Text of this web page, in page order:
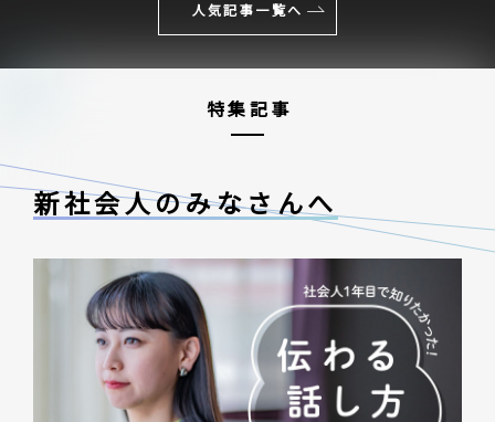
人気記事一覧へ
特集記事
新社会人のみなさんへ